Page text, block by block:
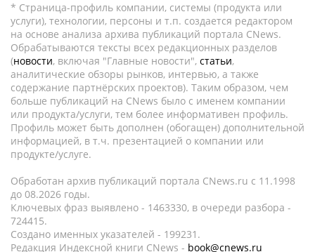
* Страница-профиль компании, системы (продукта или
услуги), технологии, персоны и т.п. создается редактором
на основе анализа архива публикаций портала CNews.
Обрабатываются тексты всех редакционных разделов
(новости, включая "Главные новости", статьи,
аналитические обзоры рынков, интервью, а также
содержание партнёрских проектов). Таким образом, чем
больше публикаций на CNews было с именем компании
или продукта/услуги, тем более информативен профиль.
Профиль может быть дополнен (обогащен) дополнительной
информацией, в т.ч. презентацией о компании или
продукте/услуге.
Обработан архив публикаций портала CNews.ru c 11.1998
до 08.2026 годы.
Ключевых фраз выявлено - 1463330, в очереди разбора -
724415.
Создано именных указателей - 199231.
Редакция Индексной книги CNews - book@cnews.ru